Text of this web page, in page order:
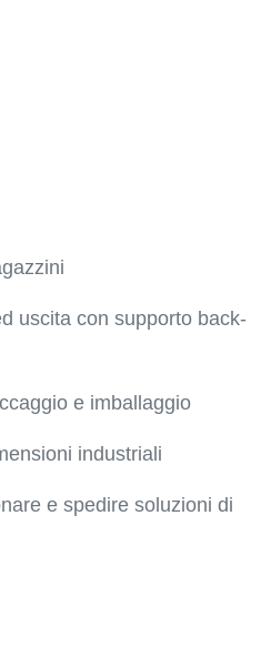
uscita con supporto back-
e imballaggio
industriali
e spedire soluzioni di